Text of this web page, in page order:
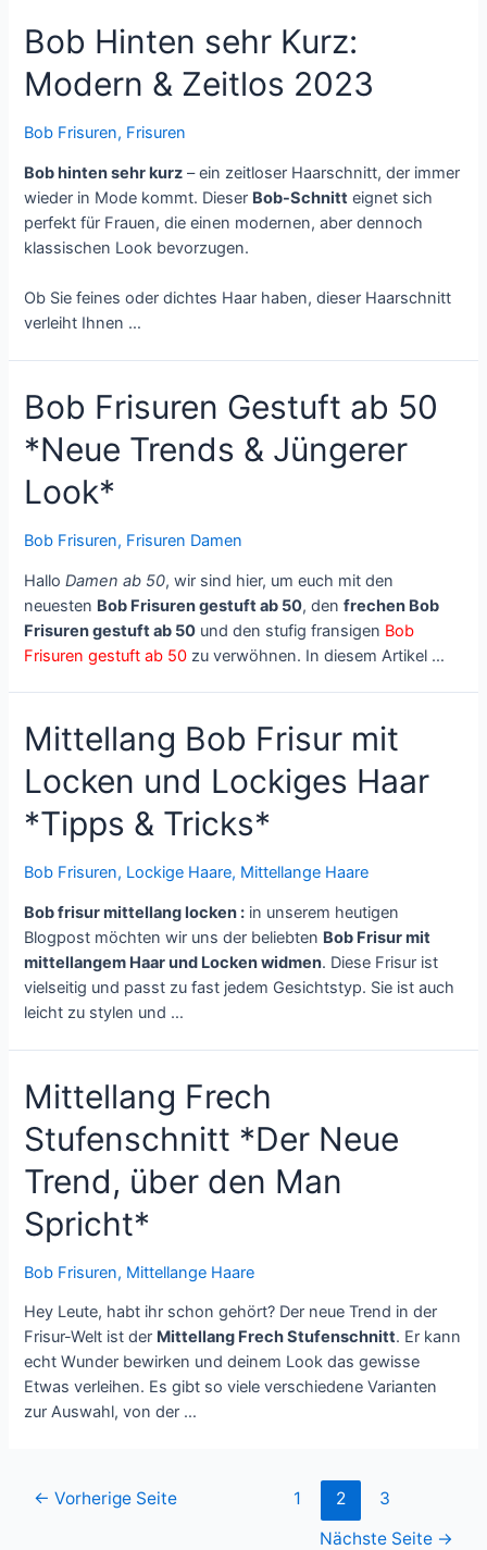
Bob Hinten sehr Kurz:
Modern & Zeitlos 2023
Bob Frisuren, Frisuren
Bob hinten sehr kurz – ein zeitloser Haarschnitt, der immer
wieder in Mode kommt. Dieser Bob-Schnitt eignet sich
perfekt für Frauen, die einen modernen, aber dennoch
klassischen Look bevorzugen.
Ob Sie feines oder dichtes Haar haben, dieser Haarschnitt
verleiht Ihnen …
Bob Frisuren Gestuft ab 50
*Neue Trends & Jüngerer
Look*
Bob Frisuren, Frisuren Damen
HalloDamen ab 50, wir sind hier, um euch mit den
neuesten Bob Frisuren gestuft ab 50, denfrechen Bob
Frisuren gestuft ab 50 und den stufig fransigen Bob
Frisuren gestuft ab 50 zu verwöhnen. In diesem Artikel …
Mittellang Bob Frisur mit
Locken und Lockiges Haar
*Tipps & Tricks*
Bob Frisuren, Lockige Haare, Mittellange Haare
Bob frisur mittellang locken : in unserem heutigen
Blogpost möchten wir uns der beliebten Bob Frisur mit
mittellangem Haar und Locken widmen. Diese Frisur ist
vielseitig und passt zu fast jedem Gesichtstyp. Sie ist auch
leicht zu stylen und …
Mittellang Frech
Stufenschnitt *Der Neue
Trend, über den Man
Spricht*
Bob Frisuren, Mittellange Haare
Hey Leute, habt ihr schon gehört? Der neue Trend in der
Frisur-Welt ist der Mittellang Frech Stufenschnitt. Er kann
echt Wunder bewirken und deinem Look das gewisse
Etwas verleihen. Es gibt so viele verschiedene Varianten
zur Auswahl, von der …
Seitennummerierung
← Vorherige Seite 1 2
3
Nächste Seite →